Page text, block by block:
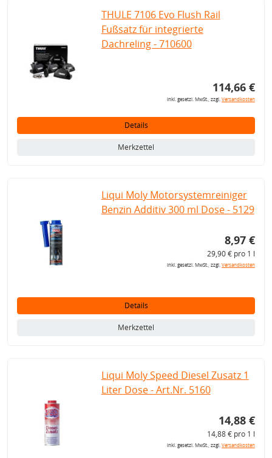
THULE 7106 Evo Flush Rail
Fußsatz für integrierte
Dachreling - 710600
114,66 €
inkl. gesetzl. MwSt., zzgl.Versandkosten
Details
Merkzettel
Liqui Moly Motorsystemreiniger
Benzin Additiv 300 ml Dose - 5129
8,97 €
29,90 € pro 1 l
inkl. gesetzl. MwSt., zzgl.Versandkosten
Details
Merkzettel
Liqui Moly Speed Diesel Zusatz 1
Liter Dose - Art.Nr. 5160
14,88 €
14,88 € pro 1 l
inkl. gesetzl. MwSt., zzgl.Versandkosten